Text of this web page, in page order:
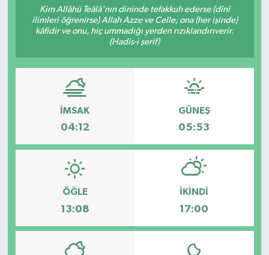
Kim Allâhü Teâlâ'nın dininde tefakkuh ederse (dînî
ilimleri öğrenirse) Allah Azze ve Celle, ona (her işinde)
kâfidir ve onu, hiç ummadığı yerden rızıklandırıverir.
(Hadis-i şerif)
İMSAK
04:12
GÜNEŞ
05:53
ÖĞLE
13:08
İKINDI
17:00